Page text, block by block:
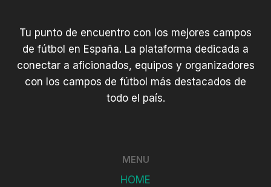
Tu punto de encuentro con los mejores campos
de fútbol en España. La plataforma dedicada a
conectar a aficionados, equipos y organizadores
con los campos de fútbol más destacados de
todo el país.
MENU
HOME